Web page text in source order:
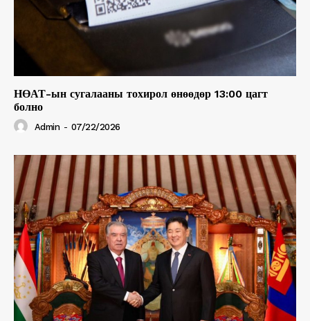
НӨАТ-ын сугалааны тохирол өнөөдөр 13:00 цагт
болно
Admin - 07/22/2026